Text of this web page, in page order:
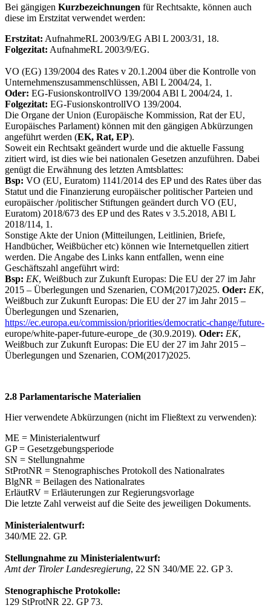
Bei gängigen Kurzbezeichnungen für Rechtsakte, können auch
diese im Erstzitat verwendet werden:
Erstzitat: AufnahmeRL 2003/9/EG ABl L 2003/31, 18.
Folgezitat: AufnahmeRL 2003/9/EG.
VO (EG) 139/2004 des Rates v 20.1.2004 über die Kontrolle von
Unternehmenszusammenschlüssen, ABl L 2004/24, 1.
Oder: EG-FusionskontrollVO 139/2004 ABl L 2004/24, 1.
Folgezitat: EG-FusionskontrollVO 139/2004.
Die Organe der Union (Europäische Kommission, Rat der EU,
Europäisches Parlament) können mit den gängigen Abkürzungen
angeführt werden (EK, Rat, EP).
Soweit ein Rechtsakt geändert wurde und die aktuelle Fassung
zitiert wird, ist dies wie bei nationalen Gesetzen anzuführen. Dabei
genügt die Erwähnung des letzten Amtsblattes:
Bsp: VO (EU, Euratom) 1141/2014 des EP und des Rates über das
Statut und die Finanzierung europäischer politischer Parteien und
europäischer /politischer Stiftungen geändert durch VO (EU,
Euratom) 2018/673 des EP und des Rates v 3.5.2018, ABl L
2018/114, 1.
Sonstige Akte der Union (Mitteilungen, Leitlinien, Briefe,
Handbücher, Weißbücher etc) können wie Internetquellen zitiert
werden. Die Angabe des Links kann entfallen, wenn eine
Geschäftszahl angeführt wird:
Bsp: EK, Weißbuch zur Zukunft Europas: Die EU der 27 im Jahr
2015 – Überlegungen und Szenarien, COM(2017)2025. Oder: EK,
Weißbuch zur Zukunft Europas: Die EU der 27 im Jahr 2015 –
Überlegungen und Szenarien,
https://ec.europa.eu/commission/priorities/democratic-change/future-
europe/white-paper-future-europe_de (30.9.2019). Oder: EK,
Weißbuch zur Zukunft Europas: Die EU der 27 im Jahr 2015 –
Überlegungen und Szenarien, COM(2017)2025.
2.8 Parlamentarische Materialien
Hier verwendete Abkürzungen (nicht im Fließtext zu verwenden):
ME = Ministerialentwurf
GP = Gesetzgebungsperiode
SN = Stellungnahme
StProtNR = Stenographisches Protokoll des Nationalrates
BlgNR = Beilagen des Nationalrates
ErläutRV = Erläuterungen zur Regierungsvorlage
Die letzte Zahl verweist auf die Seite des jeweiligen Dokuments.
Ministerialentwurf:
340/ME 22. GP.
Stellungnahme zu Ministerialentwurf:
Amt der Tiroler Landesregierung, 22 SN 340/ME 22. GP 3.
Stenographische Protokolle:
129 StProtNR 22. GP 73.